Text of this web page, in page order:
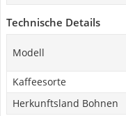
Technische Details
Modell
Kaffeesorte
Herkunftsland Bohnen